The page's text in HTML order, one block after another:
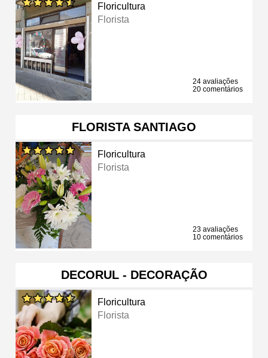
Floricultura
Florista
24 avaliações
20 comentários
FLORISTA SANTIAGO
Floricultura
Florista
23 avaliações
10 comentários
DECORUL - DECORAÇÃO
Floricultura
Florista